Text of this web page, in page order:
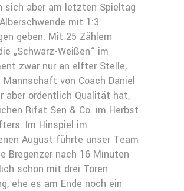
sich aber am letzten Spieltag
mit 1:3
geben. Mit 25 Zählern
„Schwarz-Weißen“ im
zwar nur an elfter Stelle,
Mannschaft von Coach Daniel
aber ordentlich Qualität hat,
Rifat Sen & Co. im Herbst
Im Hinspiel im
August führte unser Team
Bregenzer nach 16 Minuten
schon mit drei Toren
ehe es am Ende noch ein